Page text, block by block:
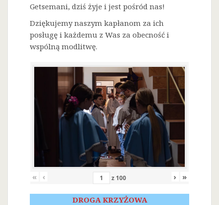
Getsemani, dziś żyje i jest pośród nas!
Dziękujemy naszym kapłanom za ich
posługę i każdemu z Was za obecność i
wspólną modlitwę.
« ‹ z 100 › »
DROGA KRZYŻOWA